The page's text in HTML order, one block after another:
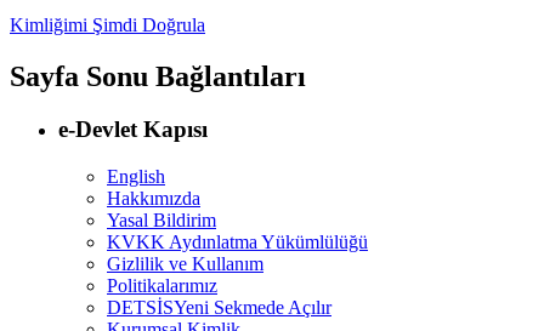
Kimliğimi Şimdi Doğrula
Sayfa Sonu Bağlantıları
e-Devlet Kapısı
English
Hakkımızda
Yasal Bildirim
KVKK Aydınlatma Yükümlülüğü
Gizlilik ve Kullanım
Politikalarımız
DETSİSYeni Sekmede Açılır